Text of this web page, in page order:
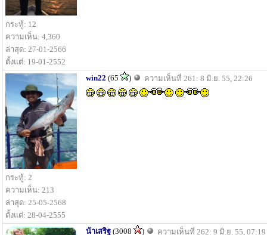
กระทู้: 12
ความเห็น: 4,360
ล่าสุด: 27-01-2566
ตั้งแต่: 19-01-2552
กระทู้: 2
ความเห็น: 213
ล่าสุด: 25-05-2568
ตั้งแต่: 28-04-2555
win22 (65 ) ความเห็นที่ 261: 8 มิ.ย. 55, 22:26
น้าเสริฐ (3008 )
ความเห็นที่ 262: 9 มิ.ย. 55, 07:19